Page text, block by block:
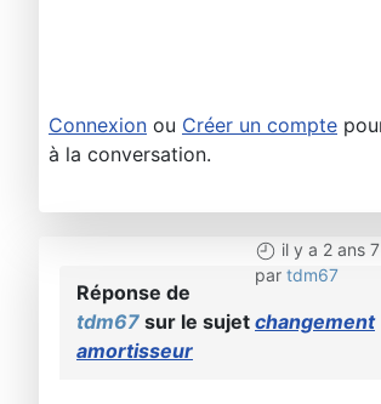
Connexion ou Créer un compte
à la conversation.
il y a 2 ans
par tdm67
Réponse de
tdm67 sur le sujet changement
amortisseur